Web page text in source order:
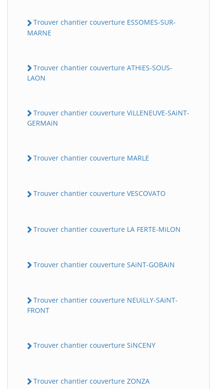
Trouver chantier couverture ESSOMES-SUR-
MARNE
Trouver chantier couverture ATHiES-SOUS-
LAON
Trouver chantier couverture ViLLENEUVE-SAiNT-
GERMAiN
Trouver chantier couverture MARLE
Trouver chantier couverture VESCOVATO
Trouver chantier couverture LA FERTE-MiLON
Trouver chantier couverture SAiNT-GOBAiN
Trouver chantier couverture NEUiLLY-SAiNT-
FRONT
Trouver chantier couverture SiNCENY
Trouver chantier couverture ZONZA